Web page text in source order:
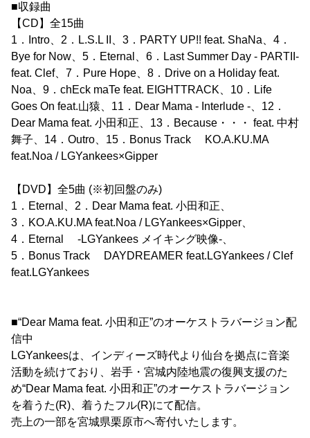
■収録曲
【CD】全15曲
1．Intro、2．L.S.L II、3．PARTY UP!! feat. ShaNa、4．
Bye for Now、5．Eternal、6．Last Summer Day - PARTII-
feat. Clef、7．Pure Hope、8．Drive on a Holiday feat.
Noa、9．chEck maTe feat. EIGHTTRACK、10．Life
Goes On feat.山猿、11．Dear Mama - Interlude -、12．
Dear Mama feat. 小田和正、13．Because・・・ feat. 中村
舞子、14．Outro、15．Bonus Track KO.A.KU.MA
feat.Noa / LGYankees×Gipper
【DVD】全5曲 (※初回盤のみ)
1．Eternal、2．Dear Mama feat. 小田和正、
3．KO.A.KU.MA feat.Noa / LGYankees×Gipper、
4．Eternal -LGYankees メイキング映像-、
5．Bonus Track DAYDREAMER feat.LGYankees / Clef
feat.LGYankees
■“Dear Mama feat. 小田和正”のオーケストラバージョン配
信中
LGYankeesは、インディーズ時代より仙台を拠点に音楽
活動を続けており、岩手・宮城内陸地震の復興支援のた
め“Dear Mama feat. 小田和正”のオーケストラバージョン
を着うた(R)、着うたフル(R)にて配信。
売上の一部を宮城県栗原市へ寄付いたします。